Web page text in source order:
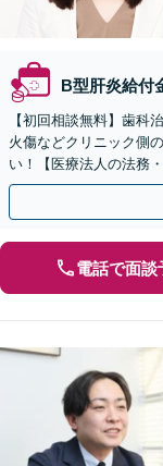
B型肝炎給付
【初回相談無料】歯科
火傷などクリニック側
い！【医療法人の法務
ドバイスで、納得ので
電話で面談